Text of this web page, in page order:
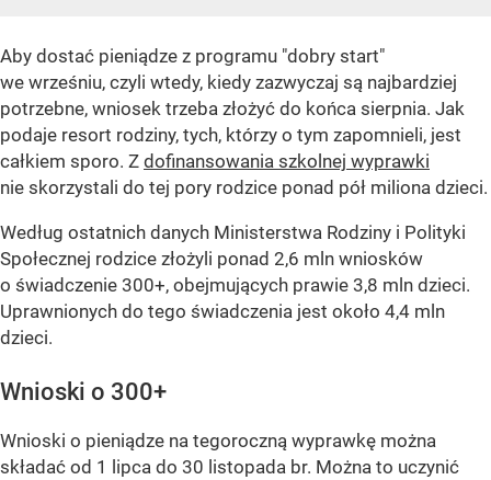
Aby dostać pieniądze z programu "dobry start"
we wrześniu, czyli wtedy, kiedy zazwyczaj są najbardziej
potrzebne, wniosek trzeba złożyć do końca sierpnia. Jak
podaje resort rodziny, tych, którzy o tym zapomnieli, jest
całkiem sporo. Z dofinansowania szkolnej wyprawki
nie skorzystali do tej pory rodzice ponad pół miliona dzieci.
Według ostatnich danych Ministerstwa Rodziny i Polityki
Społecznej rodzice złożyli ponad 2,6 mln wniosków
o świadczenie 300+, obejmujących prawie 3,8 mln dzieci.
Uprawnionych do tego świadczenia jest około 4,4 mln
dzieci.
Wnioski o 300+
Wnioski o pieniądze na tegoroczną wyprawkę można
składać od 1 lipca do 30 listopada br. Można to uczynić